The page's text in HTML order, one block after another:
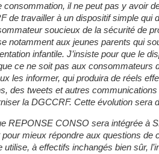
consommation, il ne peut pas y avoir
de travailler à un dispositif simple qui
soucieux de la sécurité de
notamment aux jeunes parents qui
infantile. J’insiste pour que le
ce ne soit pas aux consommateurs
les informer, qui produira de réels
des tweets et autres communications
la DGCCRF. Cette évolution sera
REPONSE CONSO sera intégrée à
mieux répondre aux questions de
utilise, à effectifs inchangés bien sûr,